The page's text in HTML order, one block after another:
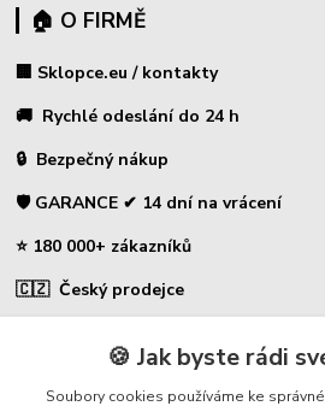
🏠 O FIRMĚ
🏢 Sklopce.eu / kontakty
🚚 Rychlé odeslání do 24 h
🔒 Bezpečný nákup
🛡️ GARANCE ✔ 14 dní na vrácení
⭐ 180 000+ zákazníků
🇨🇿 Český prodejce
🍪 Jak byste rádi
Soubory cookies používáme ke